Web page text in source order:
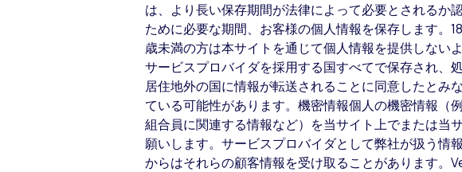
は、より長い保存期間が法律によって必要とされるか
ために必要な期間、お客様の個人情報を保存します。
歳未満の方は本サイトを通じて個人情報を提供しない
サービスプロバイダを採用する国すべてで保存され、
居住地外の国に情報が転送されることに同意したとみ
ている可能性があります。機密情報個人の機密情報（
組合員に関連する情報など）を当サイト上でまたは当
願いします。サービスプロバイダとして弊社が扱う情
からはそれらの顧客情報を受け取ることがあります。